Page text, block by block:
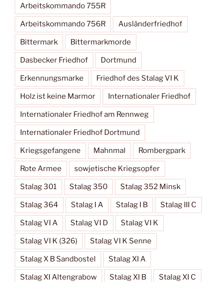
Arbeitskommando 755R
Arbeitskommando 756R Ausländerfriedhof
Bittermark Bittermarkmorde
Dasbecker Friedhof Dortmund
Erkennungsmarke Friedhof des Stalag VI K
Holz ist keine Marmor Internationaler Friedhof
Internationaler Friedhof am Rennweg
Internationaler Friedhof Dortmund
Kriegsgefangene Mahnmal Rombergpark
Rote Armee sowjetische Kriegsopfer
Stalag 301 Stalag 350 Stalag 352 Minsk
Stalag 364 Stalag I A Stalag I B Stalag III C
Stalag VI A Stalag VI D Stalag VI K
Stalag VI K (326) Stalag VI K Senne
Stalag X B Sandbostel Stalag XI A
Stalag XI Altengrabow Stalag XI B Stalag XI C